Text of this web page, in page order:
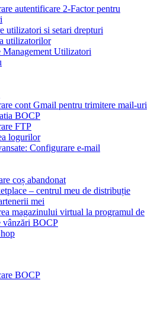
autentificare 2-Factor pentru
utilizatori si setari drepturi
utilizatorilor
Management Utilizatori
cont Gmail pentru trimitere mail-uri
BOCP
FTP
logurilor
Configurare e-mail
coș abandonat
– centrul meu de distribuție
mei
magazinului virtual la programul de
vânzări BOCP